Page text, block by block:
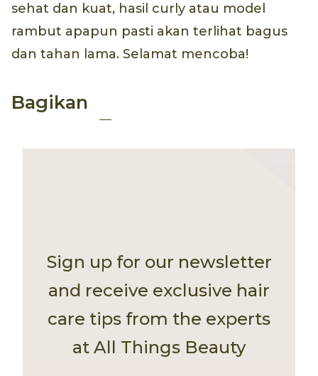
sehat dan kuat, hasil curly atau model
rambut apapun pasti akan terlihat bagus
dan tahan lama. Selamat mencoba!
Bagikan
Sign up for our newsletter
and receive exclusive hair
care tips from the experts
at All Things Beauty